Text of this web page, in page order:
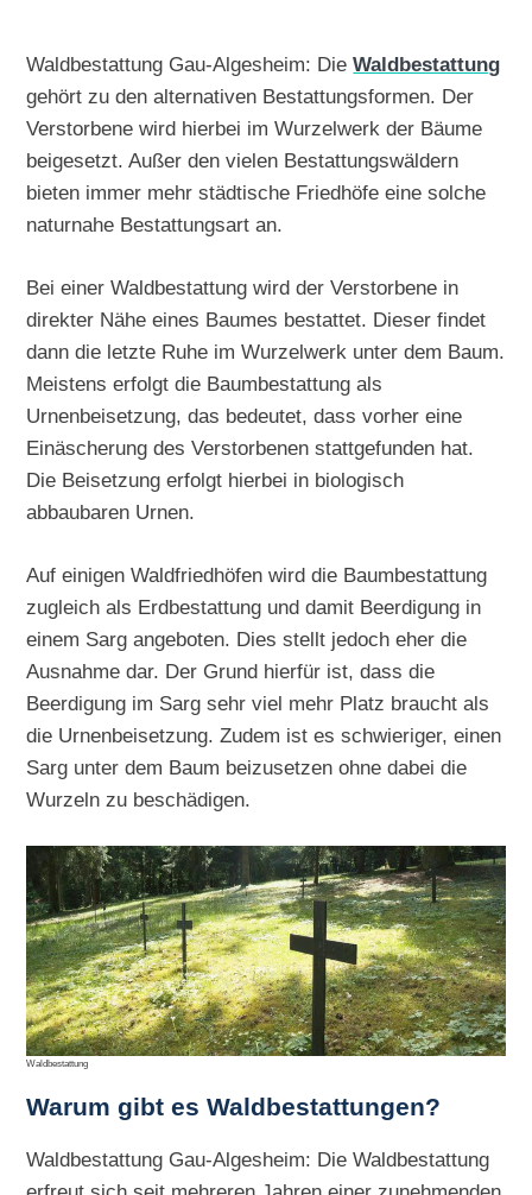
Waldbestattung Gau-Algesheim: DieWaldbestattung
gehört zu den alternativen Bestattungsformen. Der
Verstorbene wird hierbei im Wurzelwerk der Bäume
beigesetzt. Außer den vielen Bestattungswäldern
bieten immer mehr städtische Friedhöfe eine solche
naturnahe Bestattungsart an.
Bei einer Waldbestattung wird der Verstorbene in
direkter Nähe eines Baumes bestattet. Dieser findet
dann die letzte Ruhe im Wurzelwerk unter dem Baum.
Meistens erfolgt die Baumbestattung als
Urnenbeisetzung, das bedeutet, dass vorher eine
Einäscherung des Verstorbenen stattgefunden hat.
Die Beisetzung erfolgt hierbei in biologisch
abbaubaren Urnen.
Auf einigen Waldfriedhöfen wird die Baumbestattung
zugleich als Erdbestattung und damit Beerdigung in
einem Sarg angeboten. Dies stellt jedoch eher die
Ausnahme dar. Der Grund hierfür ist, dass die
Beerdigung im Sarg sehr viel mehr Platz braucht als
die Urnenbeisetzung. Zudem ist es schwieriger, einen
Sarg unter dem Baum beizusetzen ohne dabei die
Wurzeln zu beschädigen.
Waldbestattung
Warum gibt es Waldbestattungen?
Waldbestattung Gau-Algesheim: Die Waldbestattung